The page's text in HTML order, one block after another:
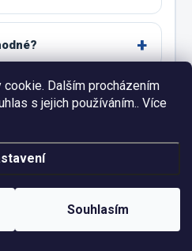
Dalším procházením
s jejich používáním.. Více
Souhlasím
velikostmi?